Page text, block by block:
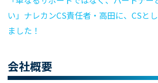
い」ナレカンCS責任者・高田に、CSと
ました！
会社概要